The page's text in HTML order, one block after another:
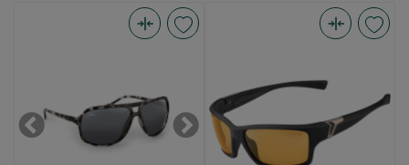
Av8
GreyPrevious Next
GLASSES
EDGE
AMBER
(Bild